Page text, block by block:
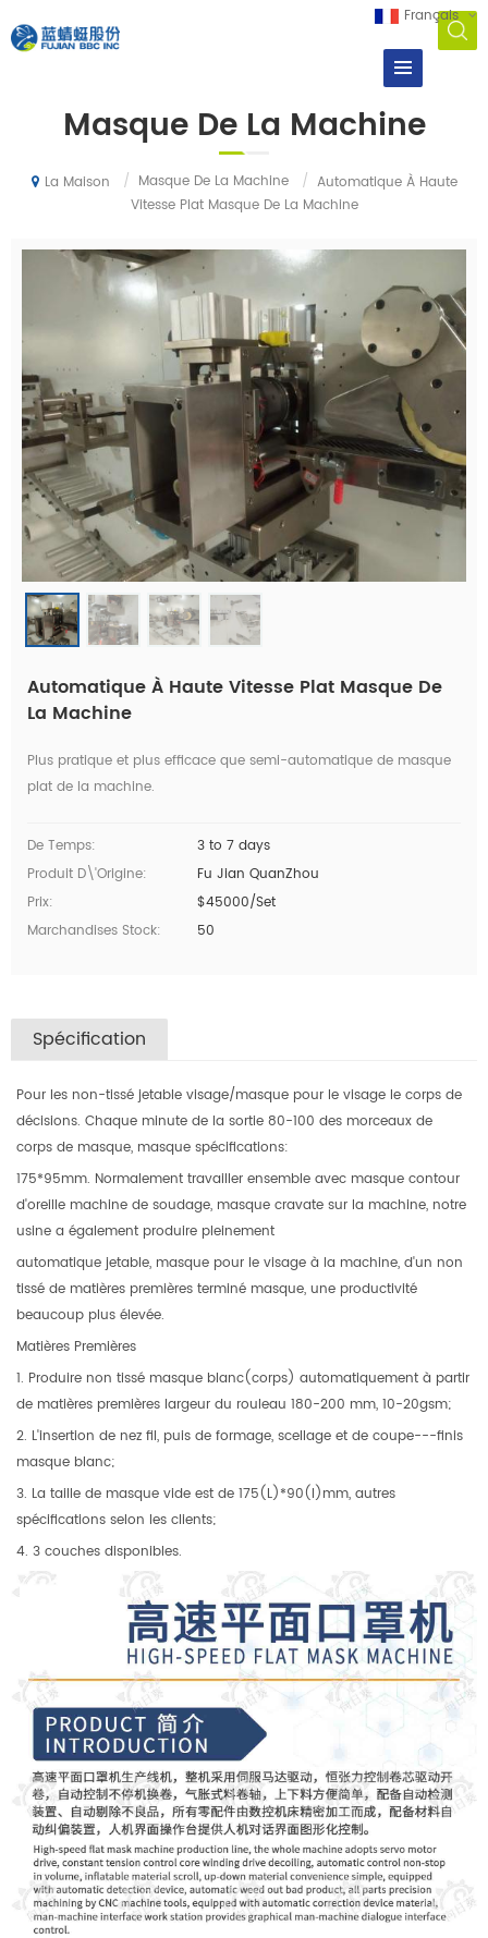
Français
Masque De La Machine
La Maison / Masque De La Machine / Automatique À Haute
Vitesse Plat Masque De La Machine
Automatique À Haute Vitesse Plat Masque De
La Machine
Plus pratique et plus efficace que semi-automatique de masque
plat de la machine.
De Temps:
3 to 7 days
Produit D\'Origine:
Fu Jian QuanZhou
Prix:
$45000/Set
Marchandises Stock:
50
Spécification
Pour les non-tissé jetable visage/masque pour le visage le corps de
décisions. Chaque minute de la sortie 80-100 des morceaux de
corps de masque, masque spécifications:
175*95mm. Normalement travailler ensemble avec masque contour
d'oreille machine de soudage, masque cravate sur la machine, notre
usine a également produire pleinement
automatique jetable, masque pour le visage à la machine, d'un non
tissé de matières premières terminé masque, une productivité
beaucoup plus élevée.
Matières Premières
1. Produire non tissé masque blanc(corps) automatiquement à partir
de matières premières largeur du rouleau 180-200 mm, 10-20gsm;
2. L'insertion de nez fil, puis de formage, scellage et de coupe---finis
masque blanc;
3. La taille de masque vide est de 175(L)*90(l)mm, autres
spécifications selon les clients;
4. 3 couches disponibles.